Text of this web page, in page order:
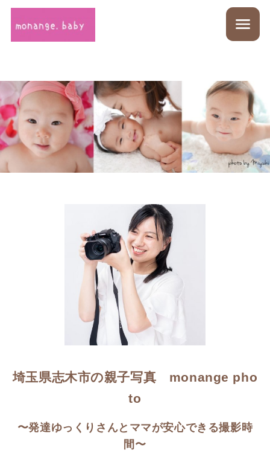
埼玉県志木市の親子写真 monange pho
to
〜発達ゆっくりさんとママが安心できる撮影時
間〜